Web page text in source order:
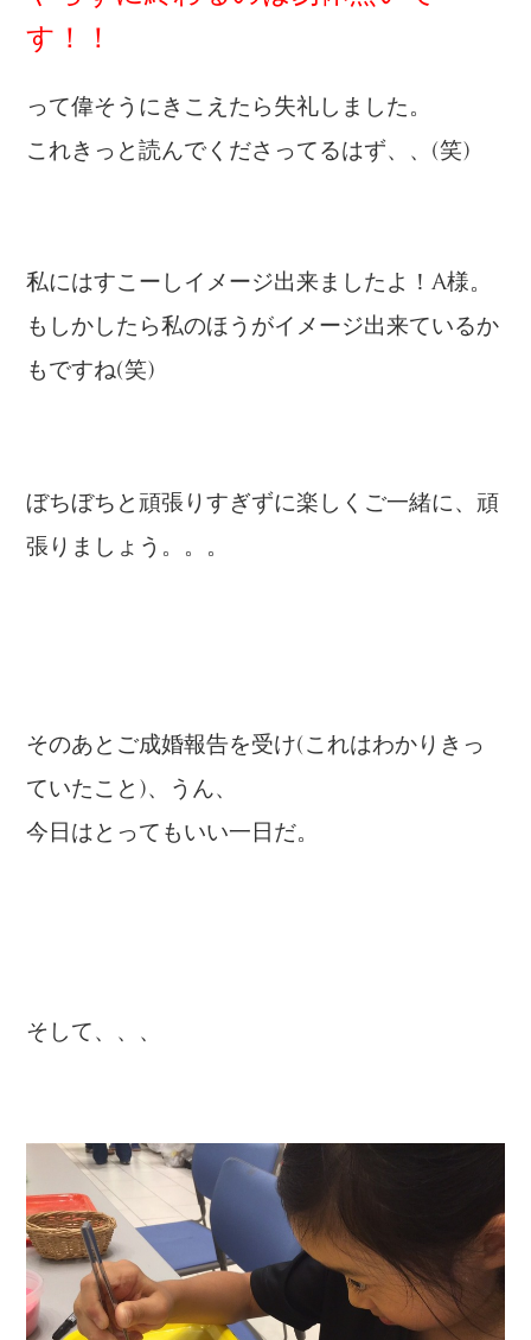
す！！
って偉そうにきこえたら失礼しました。
これきっと読んでくださってるはず、、(笑)
私にはすこーしイメージ出来ましたよ！A様。
もしかしたら私のほうがイメージ出来ているか
もですね(笑)
ぼちぼちと頑張りすぎずに楽しくご一緒に、頑
張りましょう。。。
そのあとご成婚報告を受け(これはわかりきっ
ていたこと)、うん、
今日はとってもいい一日だ。
そして、、、